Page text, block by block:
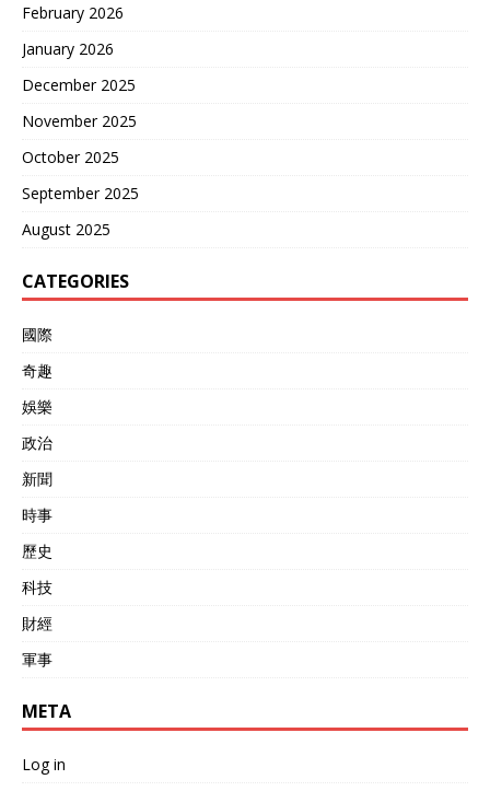
坏了两国之间原本公平、对
等的贸易合作关系。 如今，
加拿大不知悔改，在国内一
团乱麻的情况下，依旧对中
为，中国虽然是被动，但也
绝对不会惯着，一套“连环
消。 另外，值得一点是，中
是合情合理、有理有据的，
能被迫接受。 同时，中国态
度也没有那么“冷酷”，说白
了，还是给了加拿大改过自
新的机会，但加拿大总理却
表现的有些忿忿不平，指责
值观”不同就做出“惩罚”。 由
此可见，加拿大此次确实有
大诫，对于那些“没事儿找事
儿”的国家，中国还是需要给
予“重拳”，这样才能避免一
些国家“蹬鼻子上脸”。
February 2026
January 2026
December 2025
November 2025
October 2025
September 2025
August 2025
CATEGORIES
國際
奇趣
娛樂
政治
新聞
時事
歷史
科技
財經
軍事
META
Log in